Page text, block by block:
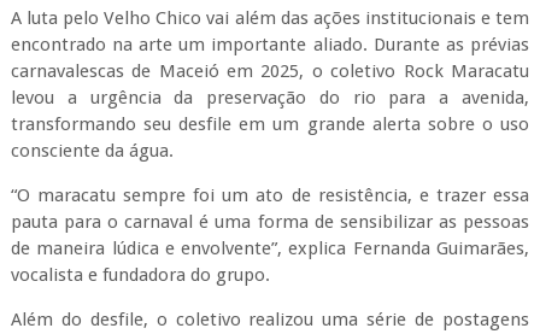
A luta pelo Velho Chico vai além das ações institucionais e tem
encontrado na arte um importante aliado. Durante as prévias
carnavalescas de Maceió em 2025, o coletivo Rock Maracatu
levou a urgência da preservação do rio para a avenida,
transformando seu desfile em um grande alerta sobre o uso
consciente da água.
“O maracatu sempre foi um ato de resistência, e trazer essa
pauta para o carnaval é uma forma de sensibilizar as pessoas
de maneira lúdica e envolvente”, explica Fernanda Guimarães,
vocalista e fundadora do grupo.
Além do desfile, o coletivo realizou uma série de postagens